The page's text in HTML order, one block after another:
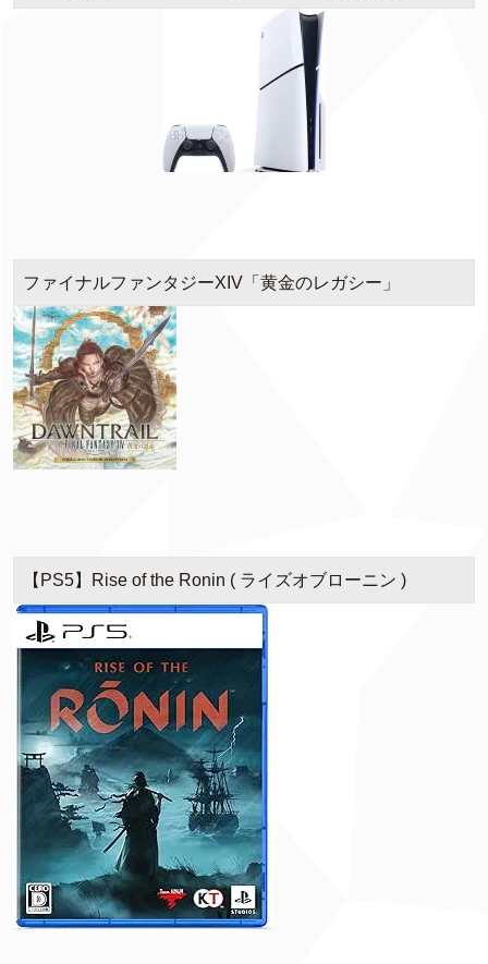
ファイナルファンタジーXIV「黄金のレガシー」
【PS5】Rise of the Ronin ( ライズオブローニン )